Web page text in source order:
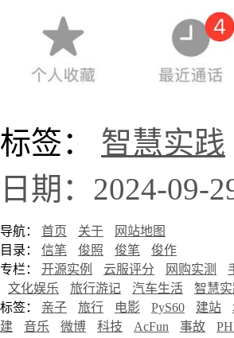
标签： 智慧实践
日期：2024-09-
导航： 首页 关于
网站地图
目录： 信笔 俊照 俊笔
俊作
专栏： 开源实例 云服评分 网购实测
文化娱乐
旅行游记 汽车生活 智慧
标签： 亲子 旅行 电影 PyS60 建站
建
音乐 微博 科技 AcFun 事故